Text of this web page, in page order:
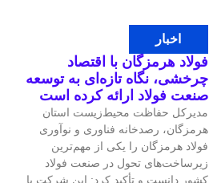
اخبار
فولاد هرمزگان با اقتصاد
چرخشی، نگاه تازه‌ای به توسعه
صنعت فولاد ارائه کرده است
مدیرکل حفاظت محیط‌زیست استان
هرمزگان، رصدخانه فناوری و نوآوری
فولاد هرمزگان را یکی از مهم‌ترین
زیرساخت‌های تحول در صنعت فولاد
کشور دانست و تأکید کرد: این شرکت با